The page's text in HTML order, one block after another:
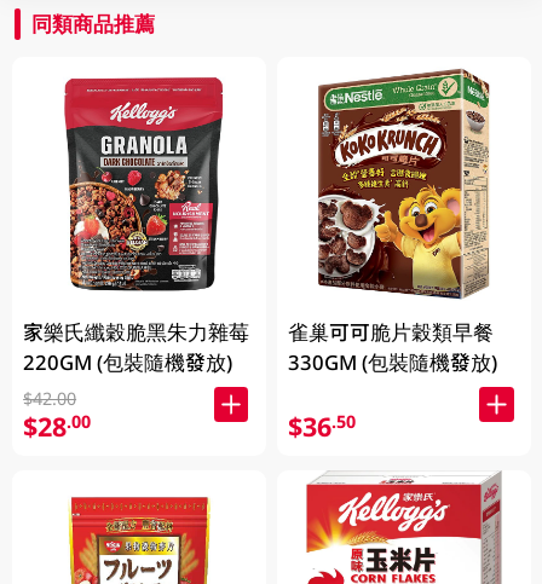
同類商品推薦
家樂氏纖穀脆黑朱力雜莓
220GM (包裝隨機發放)
$42.00
$28.00
雀巢可可脆片穀類早餐
330GM (包裝隨機發放)
$36.50